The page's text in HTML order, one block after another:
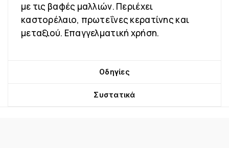
με τις βαφές μαλλιών. Περιέχει
καστορέλαιο, πρωτεΐνες κερατίνης και
μεταξιού. Επαγγελματική χρήση.
Οδηγίες
Συστατικά